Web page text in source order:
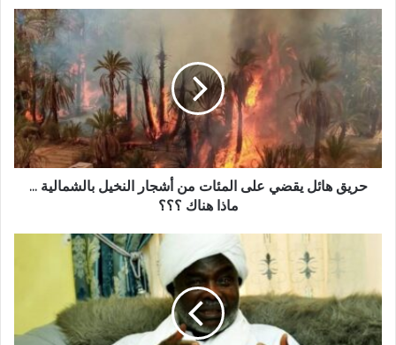
هائل
يقضي
على
المئات
من
أشجار
النخيل
بالشمالية
حريق هائل يقضي على المئات من أشجار النخيل بالشمالية ...
ماذا هناك ؟؟؟
حقيقة
الأموال
التي